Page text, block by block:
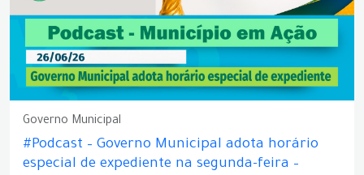
Governo Municipal
#Podcast – Governo Municipal adota horário
especial de expediente na segunda-feira –